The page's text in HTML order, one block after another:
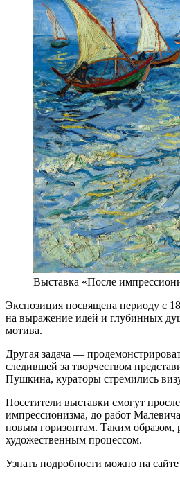
Выставка «После
Экспозиция посвящена периоду с
на выражение идей и глубинных
мотива.
Другая задача —
следившей за творчеством
Пушкина, кураторы стремились
Посетители выставки смогут
импрессионизма, до работ
новым горизонтам. Таким образом,
художественным процессом.
Узнать подробности можно на сайте